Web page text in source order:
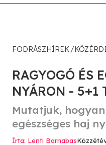
FODRÁSZHÍREK
RAGYOGÓ ÉS
NYÁRON - 5+1
Mutatjuk,
egészséges haj
Írta: Lenti Barnabas